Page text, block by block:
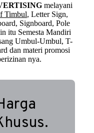
melayani
Timbul, Letter Sign,
Signboard, Pole
itu Semesta Mandiri
Umbul-Umbul, T-
dan materi promosi
nya.